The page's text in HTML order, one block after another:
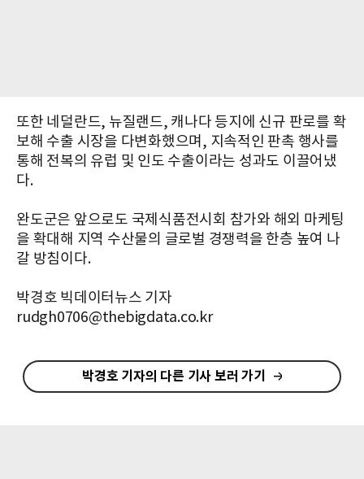
또한 네덜란드, 뉴질랜드, 캐나다 등지에 신규 판로를 확
보해 수출 시장을 다변화했으며, 지속적인 판촉 행사를
통해 전복의 유럽 및 인도 수출이라는 성과도 이끌어냈
다.
완도군은 앞으로도 국제식품전시회 참가와 해외 마케팅
을 확대해 지역 수산물의 글로벌 경쟁력을 한층 높여 나
갈 방침이다.
박경호 빅데이터뉴스 기자
rudgh0706@thebigdata.co.kr
박경호 기자의 다른 기사 보러 가기